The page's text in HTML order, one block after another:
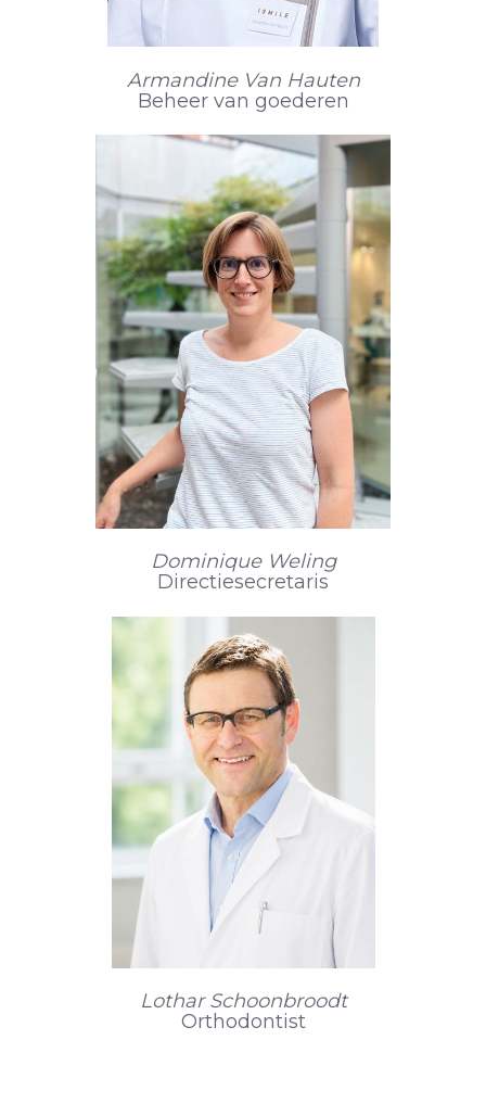
Armandine Van Hauten
Beheer van goederen
Dominique Weling
Directiesecretaris
Lothar Schoonbroodt
Orthodontist